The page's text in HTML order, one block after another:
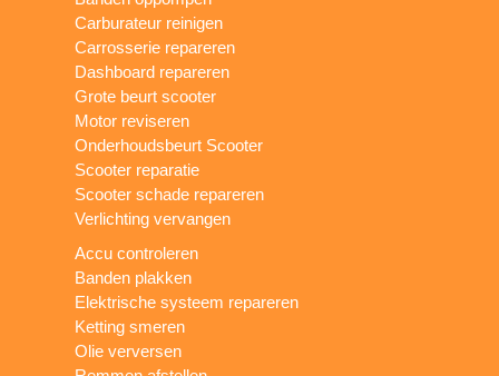
Carburateur reinigen
Carrosserie repareren
Dashboard repareren
Grote beurt scooter
Motor reviseren
Onderhoudsbeurt Scooter
Scooter reparatie
Scooter schade repareren
Verlichting vervangen
Accu controleren
Banden plakken
Elektrische systeem repareren
Ketting smeren
Olie verversen